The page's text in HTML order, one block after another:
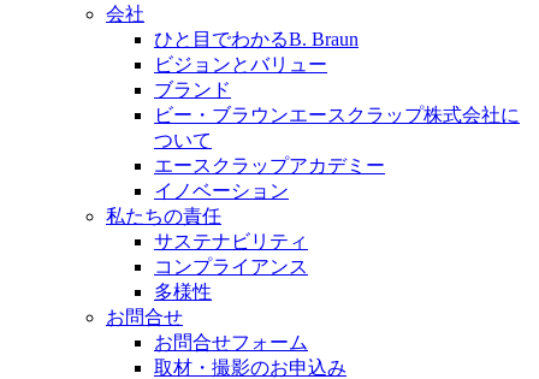
会社
ひと目でわかるB. Braun
ビジョンとバリュー
ブランド
ビー・ブラウンエースクラップ株式会社に
ついて
エースクラップアカデミー
イノベーション
私たちの責任
サステナビリティ
コンプライアンス
多様性
お問合せ
お問合せフォーム
取材・撮影のお申込み